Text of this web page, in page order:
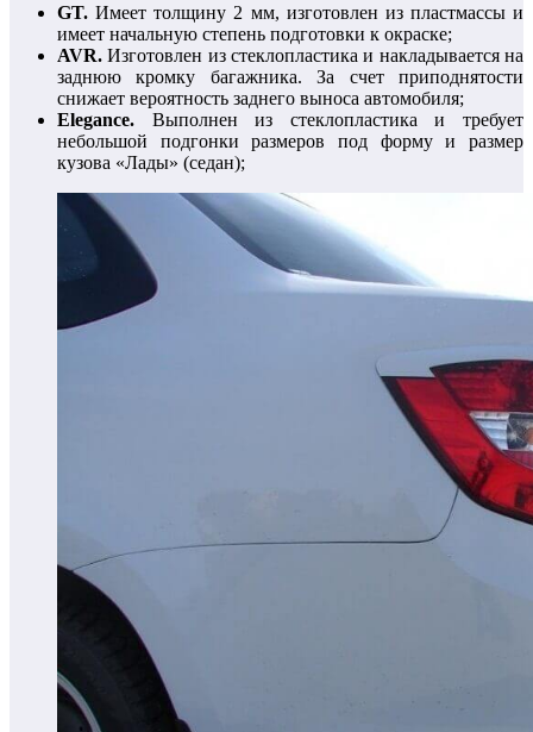
GT. Имеет толщину 2 мм, изготовлен из пластмассы и
имеет начальную степень подготовки к окраске;
AVR. Изготовлен из стеклопластика и накладывается на
заднюю кромку багажника. За счет приподнятости
снижает вероятность заднего выноса автомобиля;
Elegance. Выполнен из стеклопластика и требует
небольшой подгонки размеров под форму и размер
кузова «Лады» (седан);